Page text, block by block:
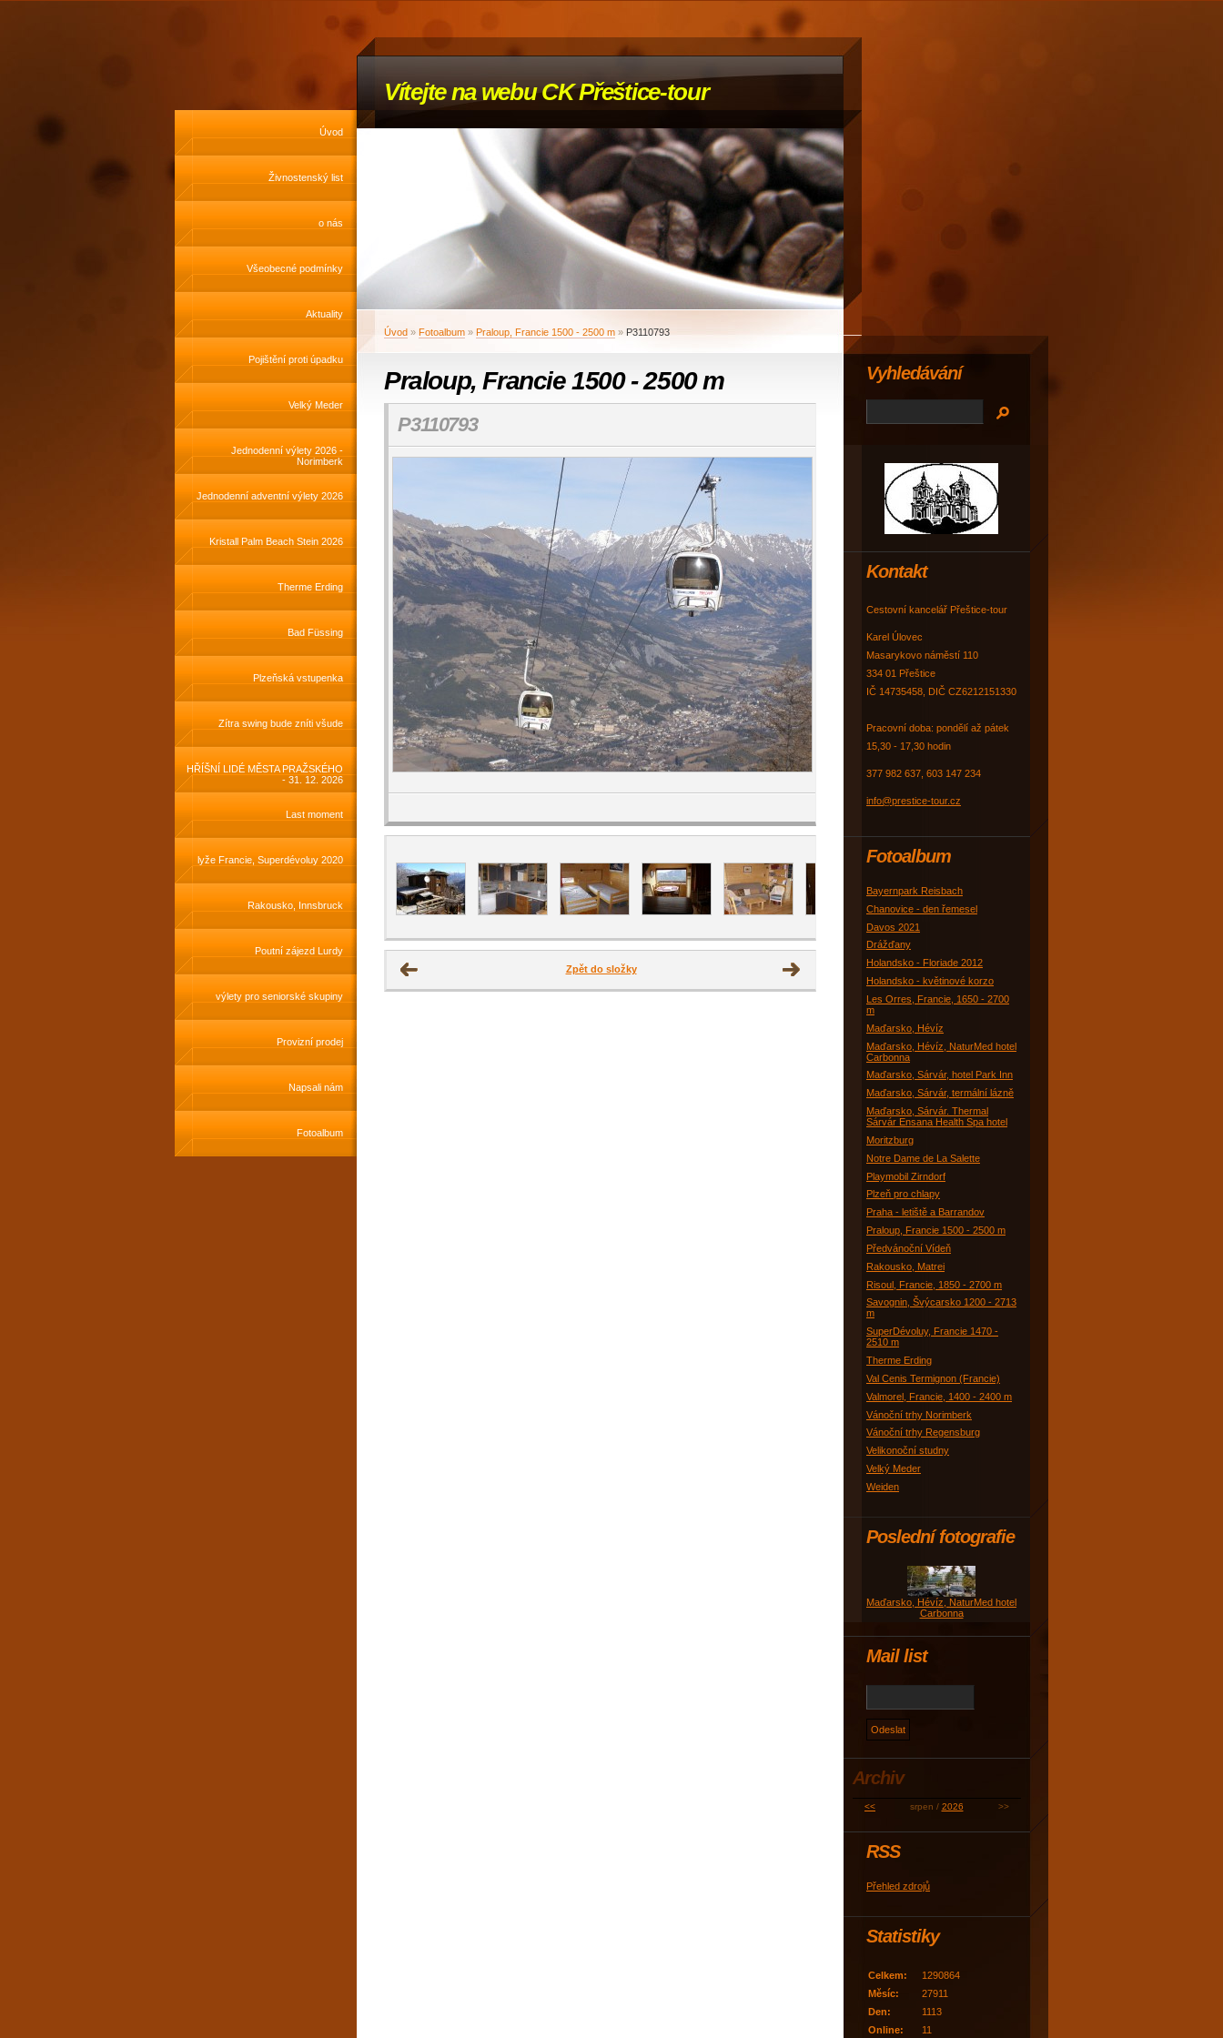
Vítejte na webu CK Přeštice-tour
Úvod
Živnostenský list
o nás
Všeobecné podmínky
Aktuality
Pojištění proti úpadku
Velký Meder
Jednodenní výlety 2026 -
Norimberk
Jednodenní adventní výlety 2026
Kristall Palm Beach Stein 2026
Therme Erding
Bad Füssing
Plzeňská vstupenka
Zítra swing bude zníti všude
HŘÍŠNÍ LIDÉ MĚSTA PRAŽSKÉHO
- 31. 12. 2026
Last moment
lyže Francie, Superdévoluy 2020
Rakousko, Innsbruck
Poutní zájezd Lurdy
výlety pro seniorské skupiny
Provizní prodej
Napsali nám
Fotoalbum
Úvod » Fotoalbum » Praloup, Francie 1500 - 2500 m » P3110793
Praloup, Francie 1500 - 2500 m
P3110793
Zpět do složky
Kontakt
Cestovní kancelář Přeštice-tour
Karel Úlovec
Masarykovo náměstí 110
334 01 Přeštice
IČ 14735458, DIČ CZ6212151330
Pracovní doba: pondělí až pátek
15,30 - 17,30 hodin
377 982 637, 603 147 234
info@prestice-tour.cz
Fotoalbum
Bayernpark Reisbach
Chanovice - den řemesel
Davos 2021
Drážďany
Holandsko - Floriade 2012
Holandsko - květinové korzo
Les Orres, Francie, 1650 - 2700
m
Maďarsko, Hévíz
Maďarsko, Hévíz, NaturMed hotel
Carbonna
Maďarsko, Sárvár, hotel Park Inn
Maďarsko, Sárvár, termální lázně
Maďarsko, Sárvár. Thermal
Sárvár Ensana Health Spa hotel
Moritzburg
Notre Dame de La Salette
Playmobil Zirndorf
Plzeň pro chlapy
Praha - letiště a Barrandov
Praloup, Francie 1500 - 2500 m
Předvánoční Vídeň
Rakousko, Matrei
Risoul, Francie, 1850 - 2700 m
Savognin, Švýcarsko 1200 - 2713
m
SuperDévoluy, Francie 1470 -
2510 m
Therme Erding
Val Cenis Termignon (Francie)
Valmorel, Francie, 1400 - 2400 m
Vánoční trhy Norimberk
Vánoční trhy Regensburg
Velikonoční studny
Velký Meder
Weiden
Poslední fotografie
Maďarsko, Hévíz, NaturMed hotel
Carbonna
Mail list
Vyhledávání
Archiv
<< srpen / 2026 >>
RSS
Přehled zdrojů
Statistiky
Online: 11
Celkem:
1290864
Měsíc:
27911
Den:
1113